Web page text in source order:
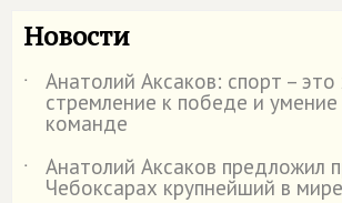
Новости
˙ Анатолий Аксаков: спорт – это
стремление к победе и
команде
˙
Анатолий Аксаков предложил
Чебоксарах крупнейший в